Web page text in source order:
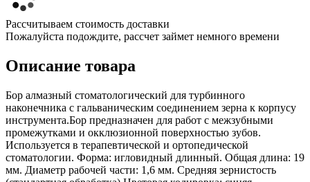
Рассчитываем стоимость доставки
Пожалуйста подождите, рассчет займет немного времени
Описание товара
Бор алмазный стоматологический для турбинного
наконечника с гальваническим соединением зерна к корпусу
инструмента.Бор предназначен для работ с межзубными
промежутками и окклюзионной поверхностью зубов.
Используется в терапевтической и ортопедической
стоматологии. Форма: игловидный длинный. Общая длина: 19
мм. Диаметр рабочей части: 1,6 мм. Средняя зернистость